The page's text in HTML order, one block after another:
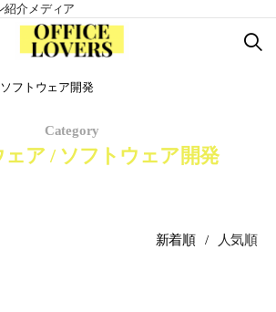
紹介メディア
フトウェア開発
Category
ア / ソフトウェア開発
新着順 人気順